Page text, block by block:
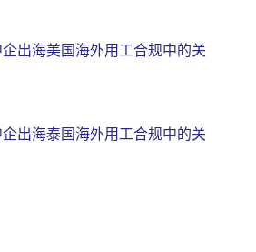
出海美国海外用工合规中的关
出海泰国海外用工合规中的关